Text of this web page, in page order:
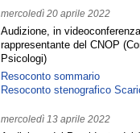
mercoledì 20 aprile 2022
Audizione, in
rappresentante del CNOP
Psicologi)
Resoconto sommario
Resoconto stenografico
mercoledì 13 aprile 2022